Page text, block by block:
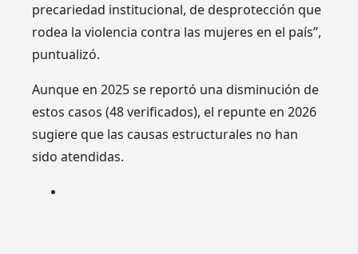
precariedad institucional, de desprotección que
rodea la violencia contra las mujeres en el país”,
puntualizó.
Aunque en 2025 se reportó una disminución de
estos casos (48 verificados), el repunte en 2026
sugiere que las causas estructurales no han
sido atendidas.